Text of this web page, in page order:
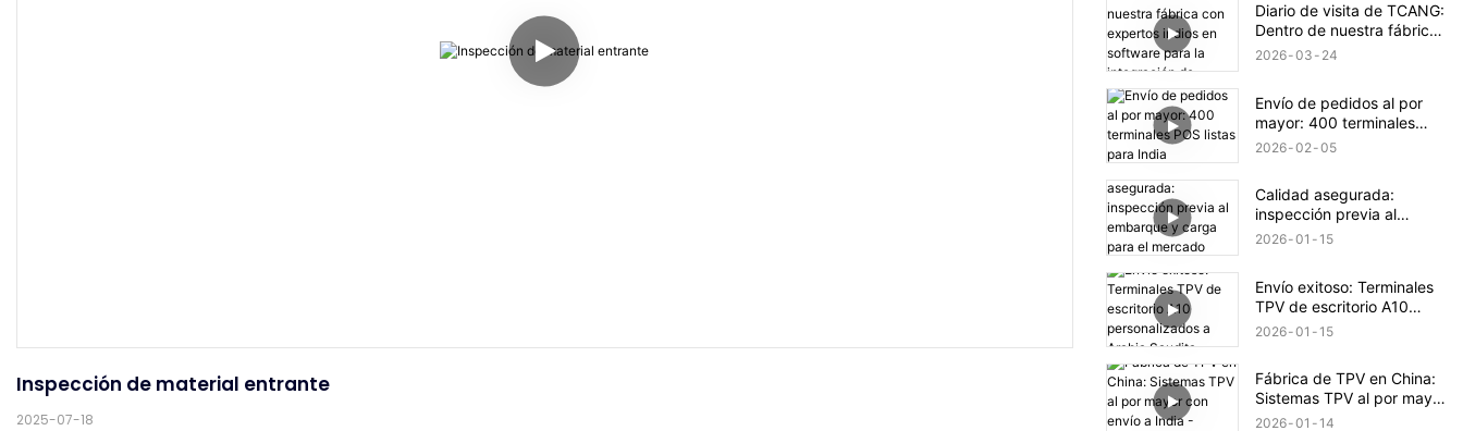
Inspección de material entrante
2025-07-18
Diario de visita de TCANG:
Dentro de nuestra fábrica
con expertos indios en
POS.
2026 03 24
Envío de pedidos al por
mayor: 400 terminales
POS listas para India
2026 02 05
Calidad asegurada:
inspección previa al
embarque y carga para el
2026 01 15
Envío exitoso: Terminales
TPV de escritorio A10
personalizados a Arabia
2026 01 15
Fábrica de TPV en China:
Sistemas TPV al por mayor
con envío a India - TCANG
2026 01 14